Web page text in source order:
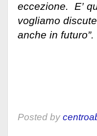
eccezione. E’
vogliamo
anche in futuro”.
Il
Posted by